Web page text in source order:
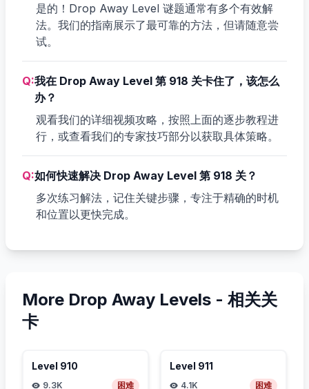
是的！Drop Away Level 谜题通常有多个有效解
法。我们的指南展示了最可靠的方法，但请随意尝
试。
Q:我在 Drop Away Level 第 918 关卡住了，该怎么
办？
观看我们的详细视频攻略，按照上面的逐步教程进
行，或查看我们的专家技巧部分以获取具体策略。
Q:如何快速解决 Drop Away Level 第 918 关？
多次练习解法，记住关键步骤，专注于精确的时机
和位置以更快完成。
More Drop Away Levels - 相关关
卡
Level 910
9.3K 困难
Level 911
4.1K 困难